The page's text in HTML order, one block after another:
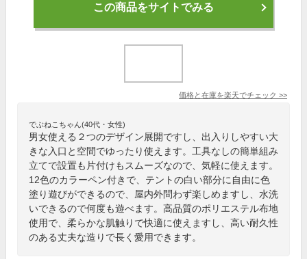
この商品をサイトでみる
価格と在庫を楽天でチェック >>
でぶねこちゃん(40代・女性)
男女使える２つのデザイン展開ですし、出入りしやすい大
きな入口と空間でゆったり使えます。工具なしの簡単組み
立てで設置も片付けもスムーズなので、気軽に使えます。
12色のカラーペン付きで、テントの白い部分に自由に色
塗り遊びができるので、屋内外問わず楽しめますし、水洗
いできるので何度も遊べます。高品質のポリエステル布地
使用で、柔らかな肌触りで快適に使えますし、高い耐久性
のある丈夫な造りで長く愛用できます。